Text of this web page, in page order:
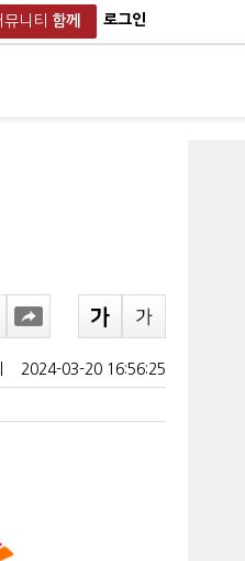
뮤니티 함께 로그인
2024-03-20 16:56:25